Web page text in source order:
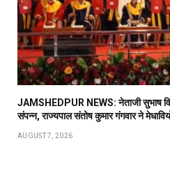
JAMSHEDPUR NEWS: नेताजी सुभाष
संपन्न, राज्यपाल संतोष कुमार गंगवार ने
AUGUST 7, 2026